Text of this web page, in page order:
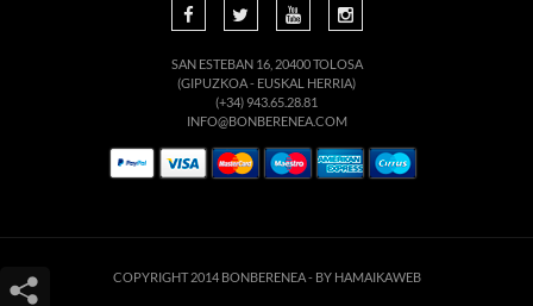
SAN ESTEBAN 16, 20400 TOLOSA
(GIPUZKOA - EUSKAL HERRIA)
(+34) 943.65.28.81
INFO@BONBERENEA.COM
COPYRIGHT 2014 BONBERENEA - BY HAMAIKAWEB